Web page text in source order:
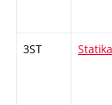
3ST Statika